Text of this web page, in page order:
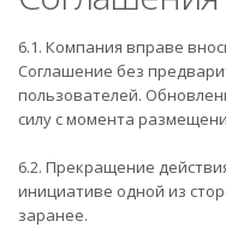
6.1. Компания вправе
Соглашение без
пользователей.
силу с момента
6.2. Прекращение
инициативе одной из
заранее.